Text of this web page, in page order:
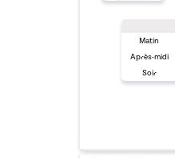
Matin
Après-midi
Soir